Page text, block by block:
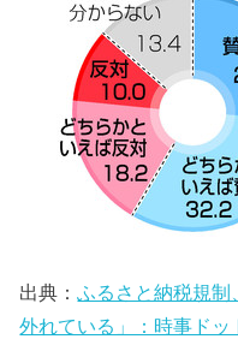
出典：ふるさと納税規制
外れている」：時事ドッ